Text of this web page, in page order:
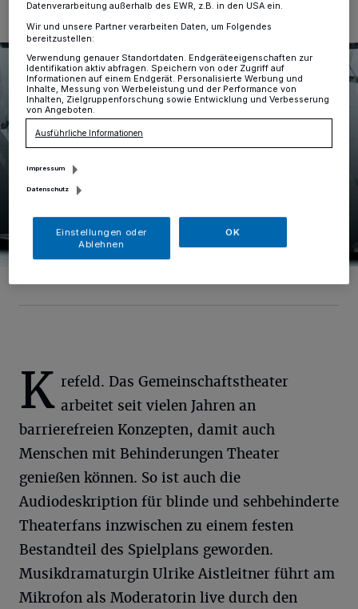
K refeld. Das Gemeinschaftstheater
arbeitet seit vielen Jahren an
barrierefreien Konzepten, damit auch
Menschen mit Behinderungen Theater
genießen können. So ist auch die
Audiodeskription für blinde und sehbehinderte
Theaterfans inzwischen zu einem festen
Bestandteil des Spielplans geworden.
Musikdramaturgin Ulrike Aistleitner führt am
Mikrofon als Moderatorin live durch den
Datenverarbeitung außerhalb des EWR, z.B. in den USA ein.
Wir und unsere Partner verarbeiten Daten, um Folgendes
bereitzustellen:
Verwendung genauer Standortdaten. Endgeräteeigenschaften zur
Identifikation aktiv abfragen. Speichern von oder Zugriff auf
Informationen auf einem Endgerät. Personalisierte Werbung und
Inhalte, Messung von Werbeleistung und der Performance von
Inhalten, Zielgruppenforschung sowie Entwicklung und Verbesserung
von Angeboten.
Ausführliche Informationen
Impressum
Datenschutz
Einstellungen oder
Ablehnen
OK